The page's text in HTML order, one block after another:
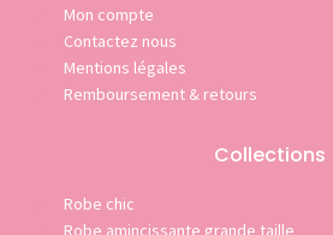
Mon compte
Contactez nous
Mentions légales
Remboursement & retours
Collections
Robe chic
Robe amincissante grande taille